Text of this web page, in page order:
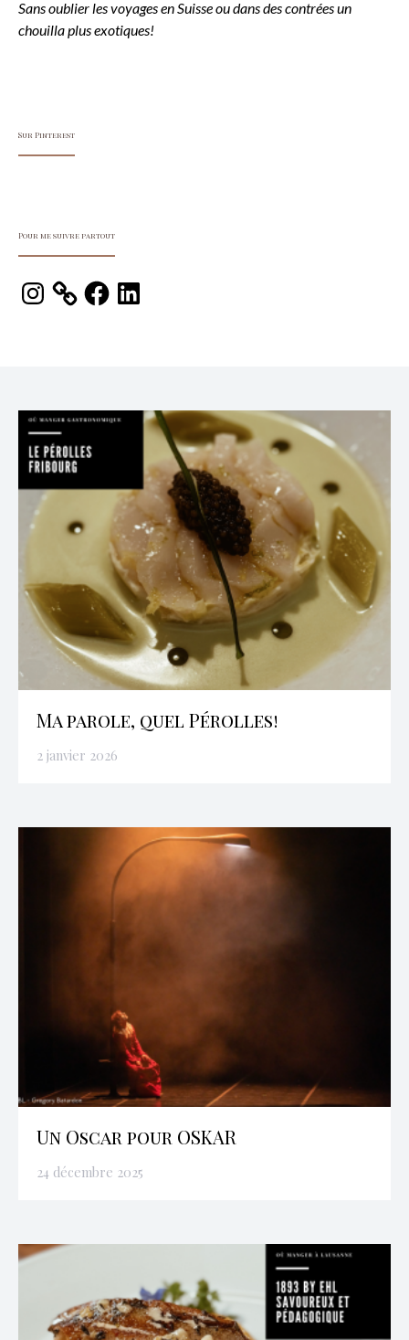
Sans oublier les voyages en Suisse ou dans des contrées un
chouilla plus exotiques!
Sur Pinterest
Pour me suivre partout
Instagram FacebookLinkedIn
Ma parole, quel Pérolles!
2 janvier 2026
Un Oscar pour OSKAR
24 décembre 2025